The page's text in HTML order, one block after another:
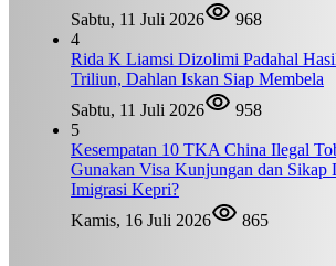
Sabtu, 11 Juli 2026
968
4
Rida K Liamsi Dizolimi Padahal
Triliun, Dahlan Iskan Siap Membela
Sabtu, 11 Juli 2026
958
5
Kesempatan 10 TKA China Ilegal
Gunakan Visa Kunjungan dan Sikap
Imigrasi Kepri?
Kamis, 16 Juli 2026
865